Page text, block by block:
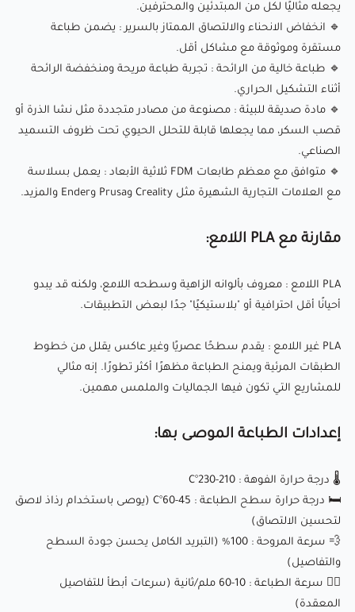
للمشاريع التي تكون فيها الجماليات والملمس مهمين.
إعدادات الطباعة الموصى بها:
🌡️درجة حرارة الفوهة: 210-230°C
🛏️درجة حرارة
لاصق لتحسين الالتصاق)
والتفاصيل)
المعقدة)
⭕ حجم الفوهة: 0.4 ملم (0.6 ملم موصى به للطباعات الكبيرة)
نظرة عامة على SpiderMaker Matte PLA (أزرق
فولاذي):
SpiderMaker Matte PLA (أزرق فولاذي) هو خيط طباعة عالي
بفضل سطحه غير اللامع المميز ولونه الأزرق الفولاذي الغني، فهو
مثالي لإنشاء نماذج بصرية جذابة، تصاميم حديثة، نماذج أولية
صناعية، وعناصر ديكور المنزل الأنيقة.
سطح غير لامع
يجعله مثاليًا لكل من المبتدئين والمحترفين.
🔹 انخفاض الانحناء والالتصاق الممتاز بالسرير: يضمن طباعة
مستقرة وموثوقة مع مشاكل أقل.
🔹 طباعة خالية من الرائحة : تجربة طباعة مريحة ومنخفضة الرائحة
أثناء التشكيل الحراري.
🔹 مادة صديقة للبيئة : مصنوعة من مصادر متجددة مثل نشا الذرة أو
قصب السكر، مما يجعلها قابلة للتحلل الحيوي تحت ظروف التسميد
الصناعي.
🔹 متوافق مع معظم طابعات FDM ثلاثية الأبعاد
: يعمل بسلاسة
مع العلامات التجارية الشهيرة مثل Creality وPrusa وEnder والمزيد.
مقارنة مع PLA اللامع:
PLA اللامع
: معروف بألوانه الزاهية وسطحه اللامع، ولكنه قد يبدو
أحيانًا أقل احترافية أو "بلاستيكيًا" جدًا لبعض التطبيقات.
PLA غير اللامع
: يقدم سطحًا عصريًا وغير عاكس يقلل من خطوط
الطبقات المرئية ويمنح الطباعة مظهرًا أكثر تطورًا. إنه مثالي
للمشاريع التي تكون فيها الجماليات والملمس مهمين.
إعدادات الطباعة الموصى بها:
🌡️ درجة حرارة الفوهة : 210-230°C
🛏️ درجة حرارة
سطح الطباعة : 45-60°C (يوصى باستخدام رذاذ لاصق
لتحسين الالتصاق)
💨 سرعة المروحة
: 100% (التبريد الكامل يحسن جودة السطح
والتفاصيل)
🏃‍♂️ سرعة الطباعة
: 10-60 ملم/ثانية (سرعات أبطأ للتفاصيل
المعقدة)